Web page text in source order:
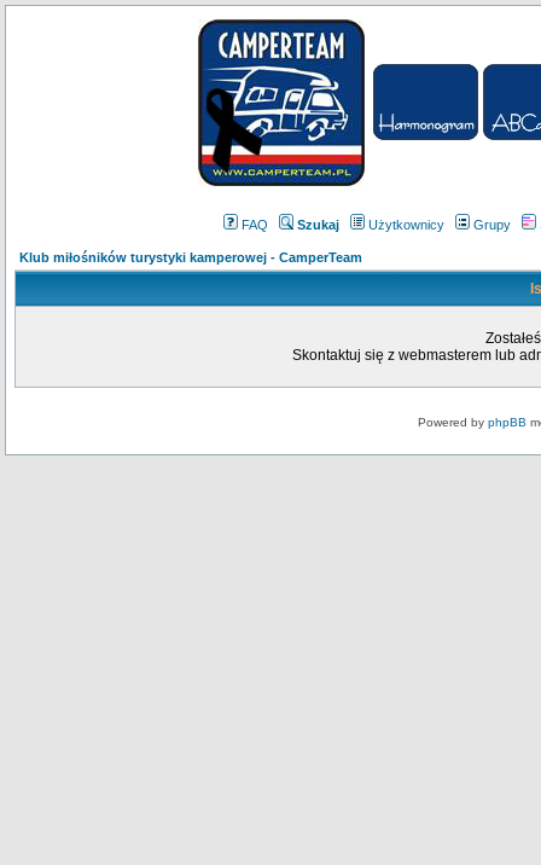
FAQ Szukaj Użytkownicy Grupy
Klub miłośników turystyki kamperowej - CamperTeam
Skontaktuj się z webmasterem lub
Powered by phpBB